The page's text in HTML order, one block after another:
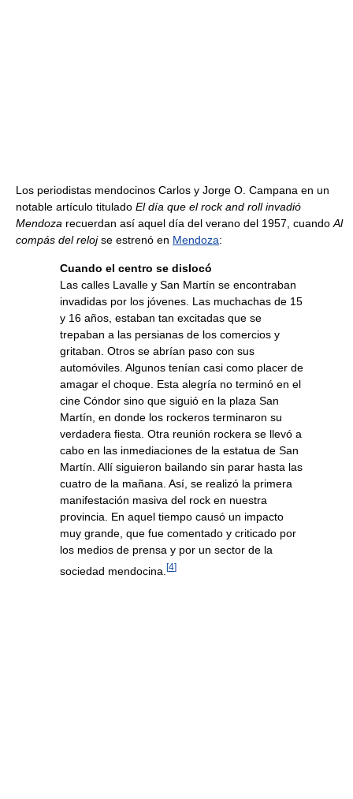
Los periodistas mendocinos Carlos y Jorge O. Campana en un
notable artículo titulado El día que el rock and roll invadió
Mendoza recuerdan así aquel día del verano del 1957, cuando Al
compás del relojse estrenó en Mendoza:
Cuando el centro se dislocó
Las calles Lavalle y San Martín se encontraban
invadidas por los jóvenes. Las muchachas de 15
y 16 años, estaban tan excitadas que se
trepaban a las persianas de los comercios y
gritaban. Otros se abrían paso con sus
automóviles. Algunos tenían casi como placer de
amagar el choque. Esta alegría no terminó en el
cine Cóndor sino que siguió en la plaza San
Martín, en donde los rockeros terminaron su
verdadera fiesta. Otra reunión rockera se llevó a
cabo en las inmediaciones de la estatua de San
Martín. Allí siguieron bailando sin parar hasta las
cuatro de la mañana. Así, se realizó la primera
manifestación masiva del rock en nuestra
provincia. En aquel tiempo causó un impacto
muy grande, que fue comentado y criticado por
los medios de prensa y por un sector de la
sociedad mendocina. [4]